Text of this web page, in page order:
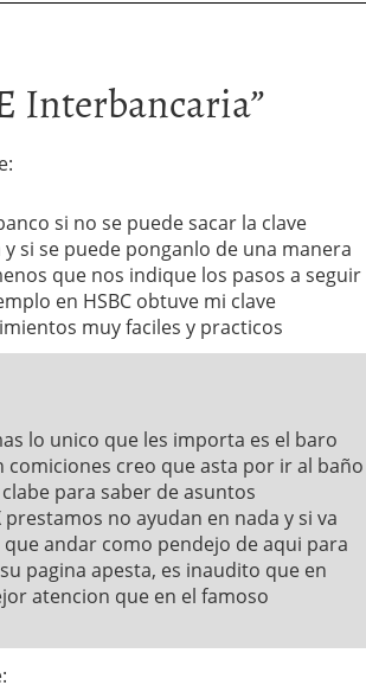
Interbancaria”
si no se puede sacar la clave
si se puede ponganlo de una manera
que nos indique los pasos a seguir
en HSBC obtuve mi clave
muy faciles y practicos
lo unico que les importa es el baro
creo que asta por ir al baño
para saber de asuntos
no ayudan en nada y si va
andar como pendejo de aqui para
pagina apesta, es inaudito que en
atencion que en el famoso